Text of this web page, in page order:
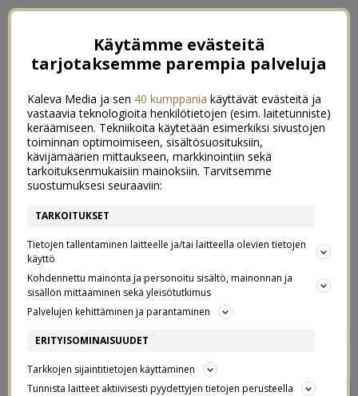
HANGON PARHAAT RANNAT
Käytämme evästeitä
tarjotaksemme parempia palveluja
Kaleva Media ja sen 40 kumppania käyttävät evästeitä ja
vastaavia teknologioita henkilötietojen (esim. laitetunniste)
keräämiseen. Tekniikoita käytetään esimerkiksi sivustojen
toiminnan optimoimiseen, sisältösuosituksiin,
kävijämäärien mittaukseen, markkinointiin sekä
tarkoituksenmukaisiin mainoksiin. Tarvitsemme
suostumuksesi seuraaviin:
TARKOITUKSET
Tietojen tallentaminen laitteelle ja/tai laitteella olevien tietojen
käyttö
Kohdennettu mainonta ja personoitu sisältö, mainonnan ja
sisällön mittaaminen sekä yleisötutkimus
Palvelujen kehittäminen ja parantaminen
ERITYISOMINAISUUDET
Tarkkojen sijaintitietojen käyttäminen
Tunnista laitteet aktiivisesti pyydettyjen tietojen perusteella